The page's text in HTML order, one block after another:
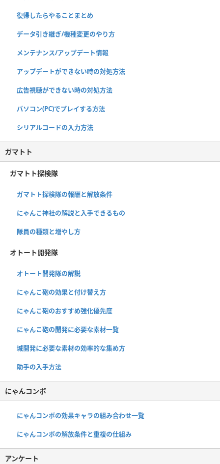
復帰したらやることまとめ
データ引き継ぎ/機種変更のやり方
メンテナンス/アップデート情報
アップデートができない時の対処方法
広告視聴ができない時の対処方法
パソコン(PC)でプレイする方法
シリアルコードの入力方法
ガマトト
ガマトト探検隊
ガマトト探検隊の報酬と解放条件
にゃんこ神社の解説と入手できるもの
隊員の種類と増やし方
オトート開発隊
オトート開発隊の解説
にゃんこ砲の効果と付け替え方
にゃんこ砲のおすすめ強化優先度
にゃんこ砲の開発に必要な素材一覧
城開発に必要な素材の効率的な集め方
助手の入手方法
にゃんコンボ
にゃんコンボの効果キャラの組み合わせ一覧
にゃんコンボの解放条件と重複の仕組み
アンケート